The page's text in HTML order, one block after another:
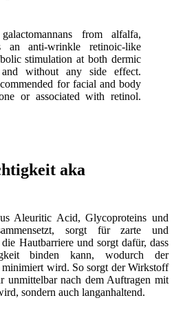
from alfalfa,
an anti-wrinkle retinoic-like
stimulation at both dermic
without any side effect.
for facial and body
or associated with retinol.
aka
Aleuritic Acid, Glycoproteins und
sorgt für zarte und
Hautbarriere und sorgt dafür, dass
binden kann, wodurch der
wird. So sorgt der Wirkstoff
unmittelbar nach dem Auftragen mit
sondern auch langanhaltend.